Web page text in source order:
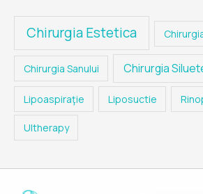
Chirurgia Estetica
Chirurgia Sanului Chirurgia
Lipoaspiraţie Liposuctie
Ultherapy